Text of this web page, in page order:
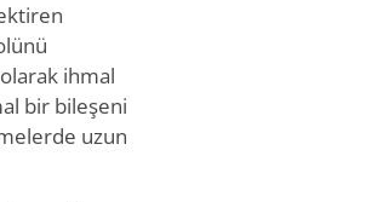
ihmal
bir bileşeni
uzun